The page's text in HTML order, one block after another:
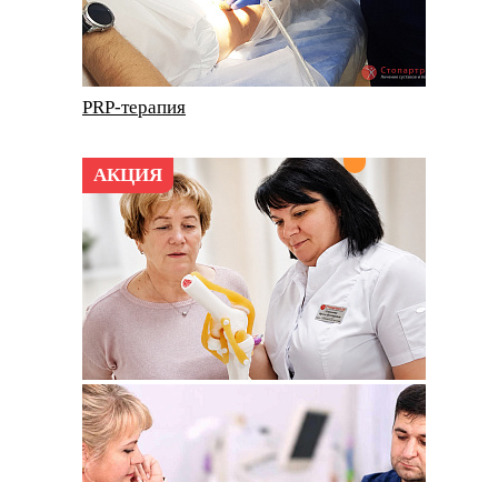
PRP-терапия
АКЦИЯ